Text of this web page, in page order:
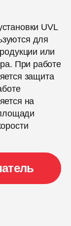
UVL
для
или
При работе
защита
на